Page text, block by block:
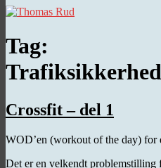
Tag:
Crossfit – del 1
WOD’en (workout of the day)
Det er en velkendt problemstilling